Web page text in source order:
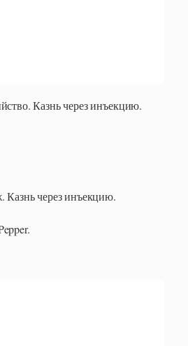
Казнь через инъекцию.
Казнь через инъекцию.